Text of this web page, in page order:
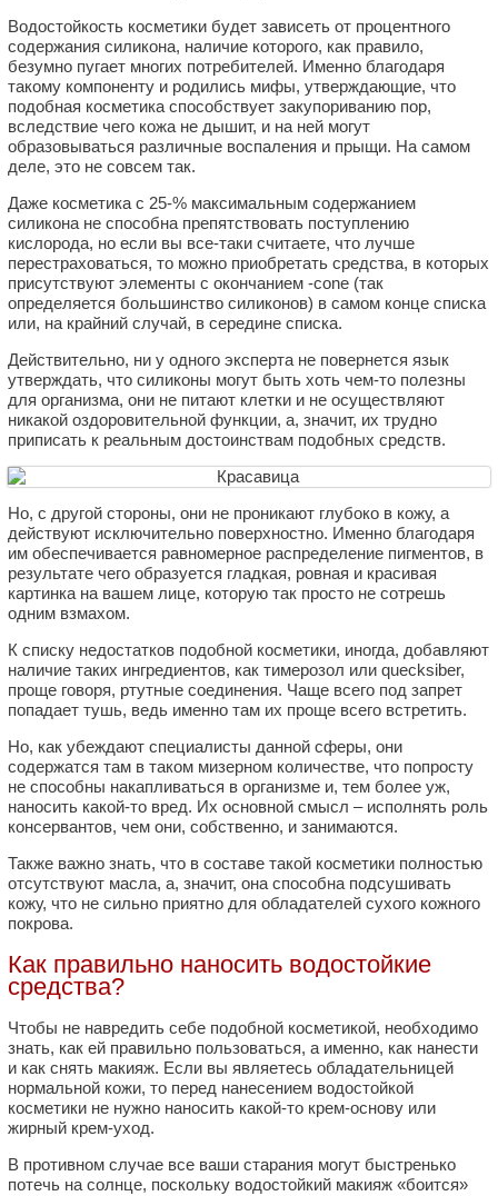
Водостойкость косметики будет зависеть от процентного
содержания силикона, наличие которого, как правило,
безумно пугает многих потребителей. Именно благодаря
такому компоненту и родились мифы, утверждающие, что
подобная косметика способствует закупориванию пор,
вследствие чего кожа не дышит, и на ней могут
образовываться различные воспаления и прыщи. На самом
деле, это не совсем так.
Даже косметика с 25-% максимальным содержанием
силикона не способна препятствовать поступлению
кислорода, но если вы все-таки считаете, что лучше
перестраховаться, то можно приобретать средства, в которых
присутствуют элементы с окончанием -cone (так
определяется большинство силиконов) в самом конце списка
или, на крайний случай, в середине списка.
Действительно, ни у одного эксперта не повернется язык
утверждать, что силиконы могут быть хоть чем-то полезны
для организма, они не питают клетки и не осуществляют
никакой оздоровительной функции, а, значит, их трудно
приписать к реальным достоинствам подобных средств.
Но, с другой стороны, они не проникают глубоко в кожу, а
действуют исключительно поверхностно. Именно благодаря
им обеспечивается равномерное распределение пигментов, в
результате чего образуется гладкая, ровная и красивая
картинка на вашем лице, которую так просто не сотрешь
одним взмахом.
К списку недостатков подобной косметики, иногда, добавляют
наличие таких ингредиентов, как тимерозол или quecksiber,
проще говоря, ртутные соединения. Чаще всего под запрет
попадает тушь, ведь именно там их проще всего встретить.
Но, как убеждают специалисты данной сферы, они
содержатся там в таком мизерном количестве, что попросту
не способны накапливаться в организме и, тем более уж,
наносить какой-то вред. Их основной смысл – исполнять роль
консервантов, чем они, собственно, и занимаются.
Также важно знать, что в составе такой косметики полностью
отсутствуют масла, а, значит, она способна подсушивать
кожу, что не сильно приятно для обладателей сухого кожного
покрова.
Как правильно наносить водостойкие
средства?
Чтобы не навредить себе подобной косметикой, необходимо
знать, как ей правильно пользоваться, а именно, как нанести
и как снять макияж. Если вы являетесь обладательницей
нормальной кожи, то перед нанесением водостойкой
косметики не нужно наносить какой-то крем-основу или
жирный крем-уход.
В противном случае все ваши старания могут быстренько
потечь на солнце, поскольку водостойкий макияж «боится»